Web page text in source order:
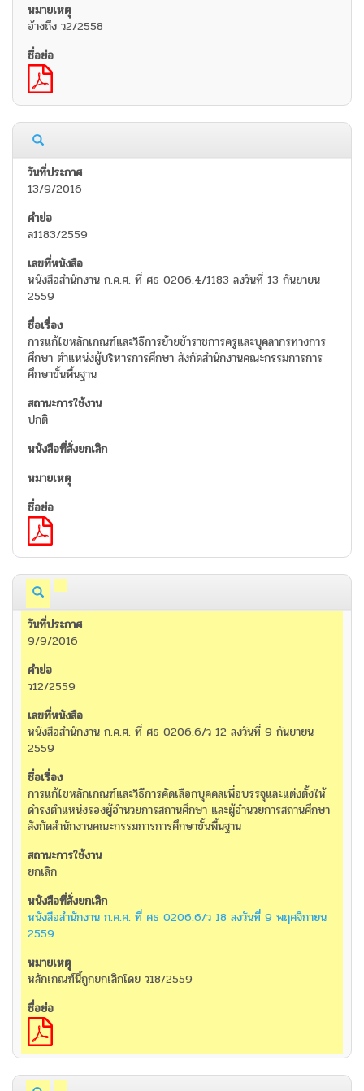
อ้างถึง ว2/2558
13/9/2016
ล1183/2559
หนังสือสำนักงาน ก.ค.ศ. ที่ ศธ 0206.4/1183 ลงวันที่ 13 กันยายน
2559
การแก้ไขหลักเกณฑ์และวิธีการย้ายข้าราชการครูและบุคลากรทางการ
ศึกษา ตำแหน่งผู้บริหารการศึกษา สังกัดสำนักงานคณะกรรมการการ
ศึกษาขั้นพื้นฐาน
ปกติ
9/9/2016
ว12/2559
หนังสือสำนักงาน ก.ค.ศ. ที่ ศธ 0206.6/ว 12 ลงวันที่ 9 กันยายน
2559
การแก้ไขหลักเกณฑ์และวิธีการคัดเลือกบุคคลเพื่อบรรจุและแต่งตั้งให้
ดำรงตำแหน่งรองผู้อำนวยการสถานศึกษา และผู้อำนวยการสถานศึกษา
สังกัดสำนักงานคณะกรรมการการศึกษาขั้นพื้นฐาน
ยกเลิก
หนังสือสำนักงาน ก.ค.ศ. ที่ ศธ 0206.6/ว 18 ลงวันที่ 9 พฤศจิกายน
2559
หลักเกณฑ์นี้ถูกยกเลิกโดย ว18/2559